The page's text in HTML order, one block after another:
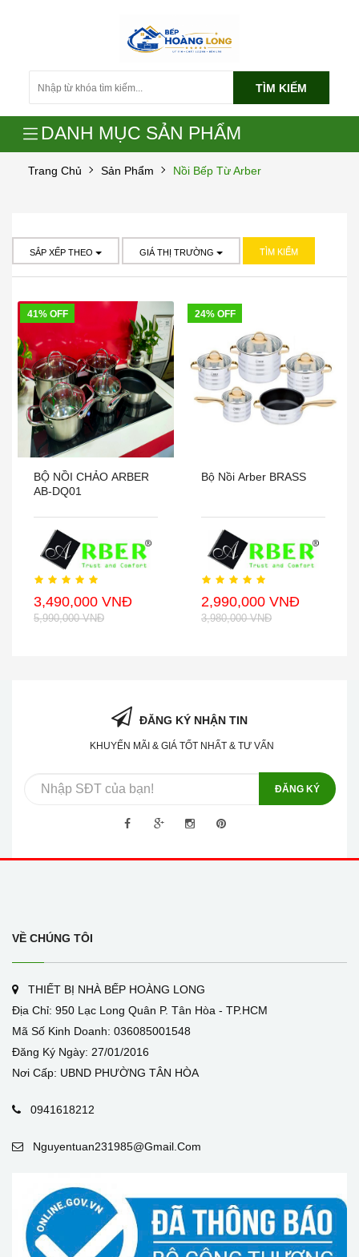
TÌM KIẾM
DANH MỤC SẢN PHẨM
Trang Chủ Sản Phẩm Nồi Bếp Từ Arber
SẮP XẾP THEO GIÁ THỊ TRƯỜNG TÌM KIẾM
41% OFF
BỘ NỒI CHẢO ARBER
AB-DQ01
3,490,000 VNĐ
5,990,000 VNĐ
24% OFF
Bộ Nồi Arber BRASS
2,990,000 VNĐ
3,980,000 VNĐ
ĐĂNG KÝ NHẬN TIN
KHUYẾN MÃI & GIÁ TỐT NHẤT & TƯ VẤN
ĐĂNG KÝ
VỀ CHÚNG TÔI
THIẾT BỊ NHÀ BẾP HOÀNG LONG
Địa Chỉ: 950 Lạc Long Quân P. Tân Hòa - TP.HCM
Mã Số Kinh Doanh: 036085001548
Đăng Ký Ngày: 27/01/2016
Nơi Cấp: UBND PHƯỜNG TÂN HÒA
0941618212
Nguyentuan231985@gmail.com